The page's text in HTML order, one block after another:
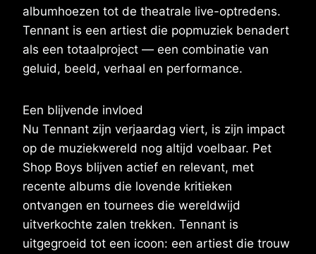
albumhoezen tot de theatrale live-optredens.
Tennant is een artiest die popmuziek benadert
als een totaalproject — een combinatie van
geluid, beeld, verhaal en performance.
Een blijvende invloed
Nu Tennant zijn verjaardag viert, is zijn impact
op de muziekwereld nog altijd voelbaar. Pet
Shop Boys blijven actief en relevant, met
recente albums die lovende kritieken
ontvangen en tournees die wereldwijd
uitverkochte zalen trekken. Tennant is
uitgegroeid tot een icoon: een artiest die trouw